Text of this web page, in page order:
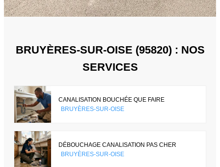
BRUYÈRES-SUR-OISE (95820) : NOS
SERVICES
CANALISATION BOUCHÉE QUE FAIRE
BRUYÈRES-SUR-OISE
DÉBOUCHAGE CANALISATION PAS CHER
BRUYÈRES-SUR-OISE